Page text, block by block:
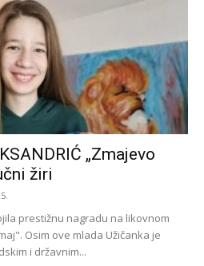
„Zmajevo
žiri
prestižnu nagradu na likovnom
Osim ove mlada Užičanka je
i državnim...